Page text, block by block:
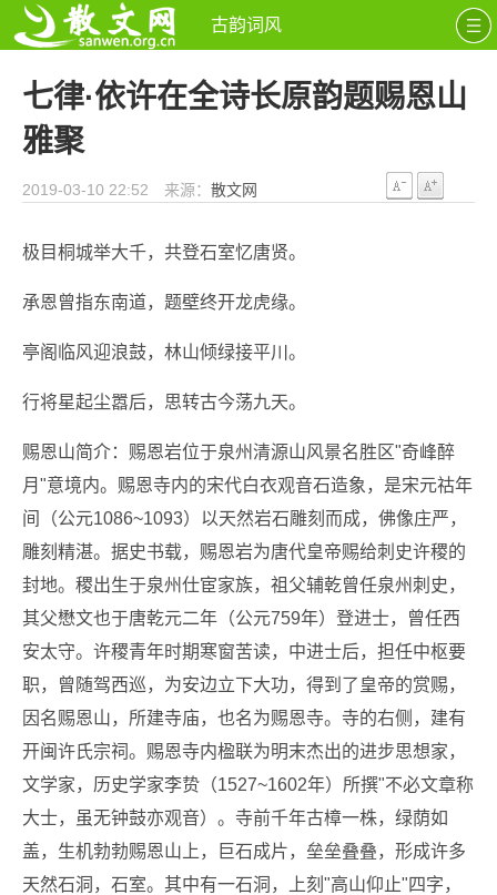
古韵词风
七律·依许在全诗长原韵题赐恩山
雅聚
2019-03-10 22:52 来源： 散文网
极目桐城举大千，共登石室忆唐贤。
承恩曾指东南道，题壁终开龙虎缘。
亭阁临风迎浪鼓，林山倾绿接平川。
行将星起尘嚣后，思转古今荡九天。
赐恩山简介：赐恩岩位于泉州清源山风景名胜区"奇峰醉
月"意境内。赐恩寺内的宋代白衣观音石造象，是宋元祜年
间（公元1086~1093）以天然岩石雕刻而成，佛像庄严，
雕刻精湛。据史书载，赐恩岩为唐代皇帝赐给刺史许稷的
封地。稷出生于泉州仕宦家族，祖父辅乾曾任泉州刺史，
其父懋文也于唐乾元二年（公元759年）登进士，曾任西
安太守。许稷青年时期寒窗苦读，中进士后，担任中枢要
职，曾随驾西巡，为安边立下大功，得到了皇帝的赏赐，
因名赐恩山，所建寺庙，也名为赐恩寺。寺的右侧，建有
开闽许氏宗祠。赐恩寺内楹联为明末杰出的进步思想家，
文学家，历史学家李贽（1527~1602年）所撰"不必文章称
大士，虽无钟鼓亦观音）。寺前千年古樟一株，绿荫如
盖，生机勃勃赐恩山上，巨石成片，垒垒叠叠，形成许多
天然石洞，石室。其中有一石洞，上刻"高山仰止"四字，